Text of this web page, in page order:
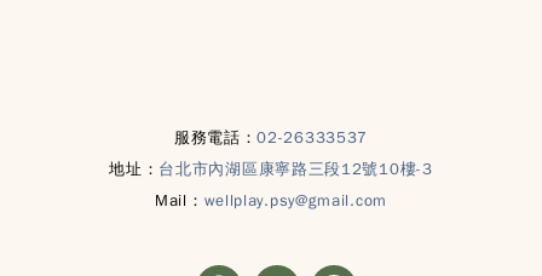
服務電話：02-26333537
地址： 台北市內湖區康寧路三段12號10樓-3
Mail： wellplay.psy@gmail.com